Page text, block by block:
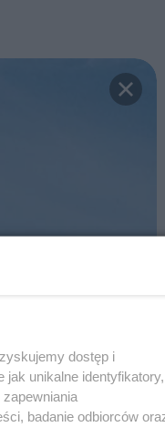
dostęp i
unikalne identyfikatory,
badanie odbiorców